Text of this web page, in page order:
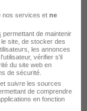
nos services et ne
permettant de maintenir
site, de stocker des
les annonces
vérifier s'il
du site web en
de sécurité.
suivre les sources
de comprendre
en fonction